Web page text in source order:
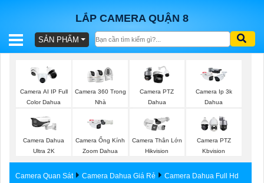
LẮP CAMERA QUẬN 8
BÁO
GÓI
SẢN PHẨM
Camera AI IP Full
Color Dahua
Camera 360 Trong
Nhà
Camera PTZ
Dahua
Camera Ip 3k
Dahua
Camera Dahua
Ultra 2K
Camera Ống Kính
Zoom Dahua
Camera Thân Lớn
Hikvision
Camera PTZ
Kbvision
Camera Quan Sát Camera Dahua Giá Rẻ
Camera Dahua Full Hd